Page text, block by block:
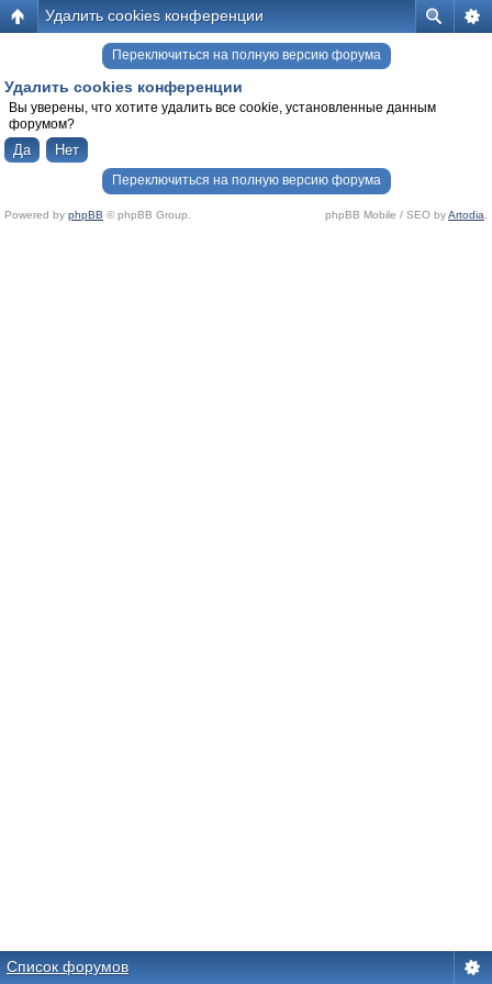
Удалить cookies конференции
Переключиться на полную версию форума
Удалить cookies конференции
Вы уверены, что хотите удалить все cookie, установленные данным
форумом?
Переключиться на полную версию форума
Powered by phpBB © phpBB Group. phpBB Mobile / SEO byArtodia
Список форумов